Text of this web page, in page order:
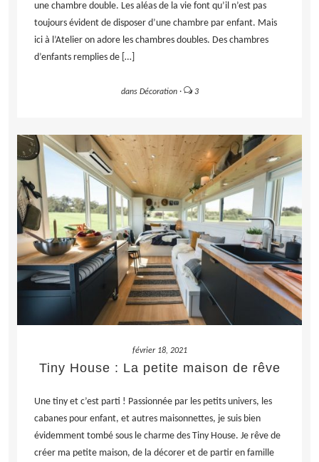
une chambre double. Les aléas de la vie font qu’il n’est pas
toujours évident de disposer d’une chambre par enfant. Mais
ici à l’Atelier on adore les chambres doubles. Des chambres
d’enfants remplies de […]
dans Décoration· 3
LIRE LA SUITE
février 18, 2021
Tiny House : La petite maison de rêve
Une tiny et c’est parti ! Passionnée par les petits univers, les
cabanes pour enfant, et autres maisonnettes, je suis bien
évidemment tombé sous le charme des Tiny House. Je rêve de
créer ma petite maison, de la décorer et de partir en famille